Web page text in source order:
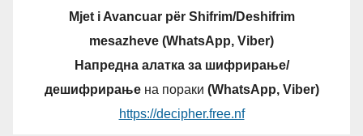
Mjet i Avancuar për Shifrim/Deshifrim
mesazheve (WhatsApp, Viber)
Напредна алатка за шифрирање/
дешифрирањена пораки (WhatsApp, Viber)
https://decipher.free.nf